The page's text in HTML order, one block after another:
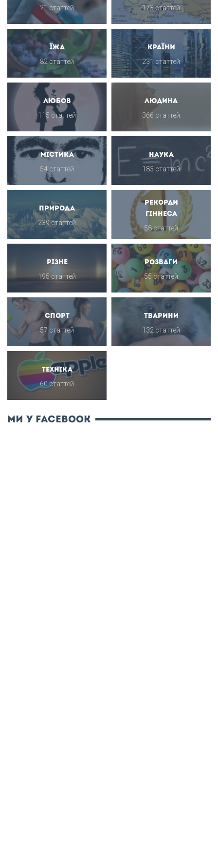
21 статтей 173 статтей
Їжа
82 статтей
Країни
231 статтей
Любов
115 статтей
Людина
366 статтей
Містика
54 статтей
Наука
183 статтей
Природа
239 статтей
Рекорди
Гіннеса
58 статтей
Різне
195 статтей
Розваги
55 статтей
Спорт
57 статтей
Тварини
132 статтей
Техніка
60 статтей
ми у Facebook